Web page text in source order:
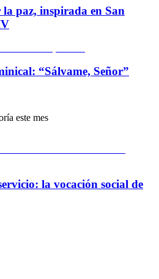
paz, inspirada en San
“Sálvame, Señor”
este mes
la vocación social de